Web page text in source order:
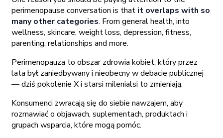
perimenopause conversation is that it overlaps with so
many other categories. From general health, into
wellness, skincare, weight loss, depression, fitness,
parenting, relationships and more.
Perimenopauza to obszar zdrowia kobiet, który przez
lata był zaniedbywany i nieobecny w debacie publicznej
— dziś pokolenie X i starsi milenialsi to zmieniają.
Konsumenci zwracają się do siebie nawzajem, aby
rozmawiać o objawach, suplementach, produktach i
grupach wsparcia, które mogą pomóc.